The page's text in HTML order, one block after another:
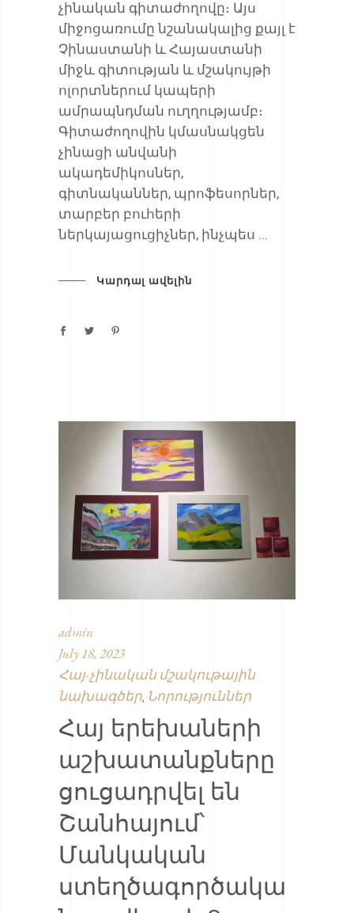
չինական գիտաժողովը։ Այս
միջոցառումը նշանակալից քայլ է
Չինաստանի և Հայաստանի
միջև գիտության և մշակույթի
ոլորտներում կապերի
ամրապնդման ուղղությամբ։
Գիտաժողովին կմասնակցեն
չինացի անվանի
ակադեմիկոսներ,
գիտնականներ, պրոֆեսորներ,
տարբեր բուհերի
ներկայացուցիչներ, ինչպես
Կարդալ ավելին
admin
July 18, 2023
Հայ-չինական մշակութային
նախագծեր, Նորություններ
Հայ երեխաների
աշխատանքները
ցուցադրվել են
Շանհայում՝
Մանկական
ստեղծագործակա